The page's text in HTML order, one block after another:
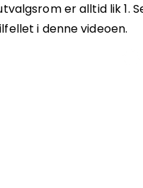
er alltid lik 1.
i denne videoen.